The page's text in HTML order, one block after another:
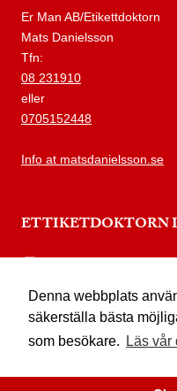
Denna webbplats
säkerställa bästa
som besökare.
Läs
Er Man AB/Etikettdoktorn
Mats Danielsson
Tfn:
08 231910
eller
0705152448
Info at matsdanielsson.se
ETTIKETDOKTORN
facebook.com/
youtube.com/